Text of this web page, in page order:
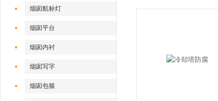
烟囱航标灯
烟囱平台
烟囱内衬
烟囱写字
烟囱包箍